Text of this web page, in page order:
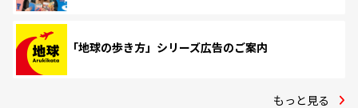
「地球の歩き方」シリーズ広告のご案内
もっと見る